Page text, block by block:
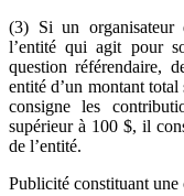
(3) Si un organisateur
l’entité qui agit pour
question référendaire,
entité d’un montant
consigne les
supérieur à 100 $, il
de l’entité.
Publicité constituant